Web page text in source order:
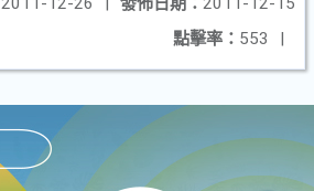
點擊率： 553 |